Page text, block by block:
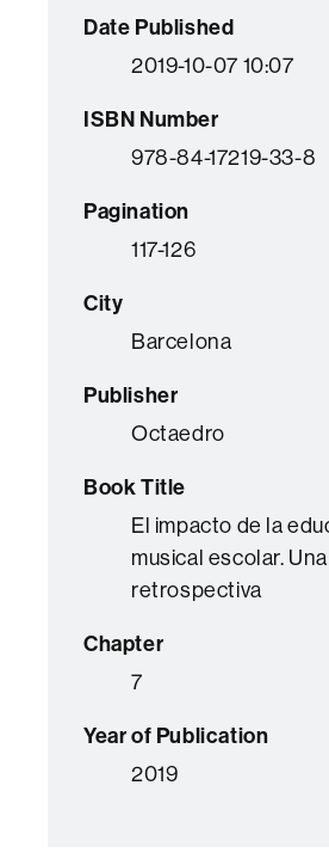
Date Published
2019-10-07 10:07
ISBN Number
978-84-17219-33-8
Pagination
117-126
City
Barcelona
Publisher
Octaedro
Book Title
El impacto de la
musical escolar.
retrospectiva
Chapter
7
Year of Publication
2019